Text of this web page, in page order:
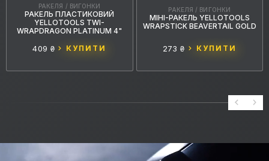
РАКЕЛЯ / ВИГОНКИ
РАКЕЛЬ ПЛАСТИКОВИЙ
YELLOTOOLS TWI-
WRAPDRAGON PLATINUM 4"
409 ₴ КУПИТИ
РАКЕЛЯ / ВИГОНКИ
МІНІ-РАКЕЛЬ YELLOTOOLS
WRAPSTICK BEAVERTAIL GOLD
273 ₴ КУПИТИ